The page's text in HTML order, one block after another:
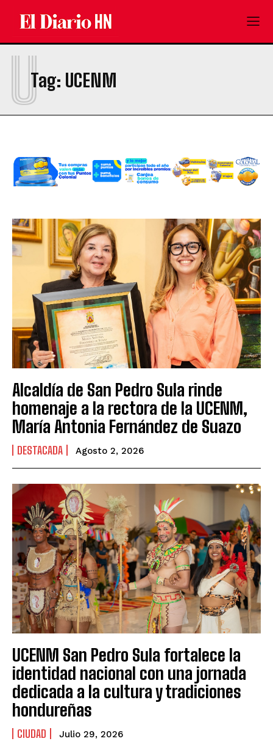
Tag: UCENM
U
Alcaldía de San Pedro Sula rinde
homenaje a la rectora de la UCENM,
María Antonia Fernández de Suazo
DESTACADA Agosto 2, 2026
UCENM San Pedro Sula fortalece la
identidad nacional con una jornada
dedicada a la cultura y tradiciones
hondureñas
CIUDAD Julio 29, 2026